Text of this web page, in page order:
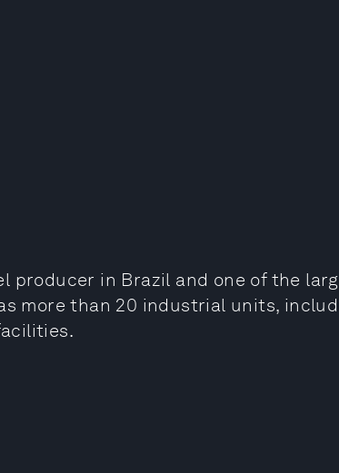
producer in Brazil and one of the
more than 20 industrial units,